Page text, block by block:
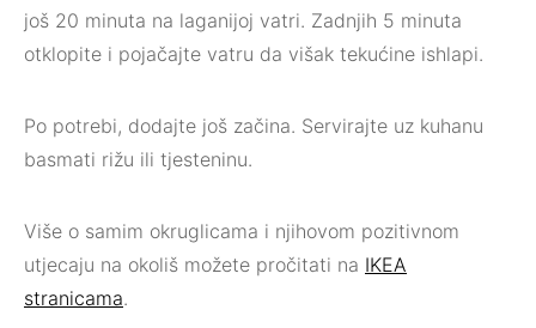
još 20 minuta na laganijoj vatri. Zadnjih 5 minuta
otklopite i pojačajte vatru da višak tekućine ishlapi.
Po potrebi, dodajte još začina. Servirajte uz kuhanu
basmati rižu ili tjesteninu.
Više o samim okruglicama i njihovom pozitivnom
utjecaju na okoliš možete pročitati na IKEA
stranicama.